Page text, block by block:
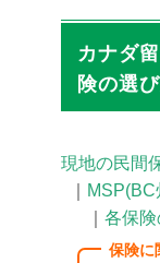
カナダ
険の選
現地の民間
MSP(BC
各保
保険に